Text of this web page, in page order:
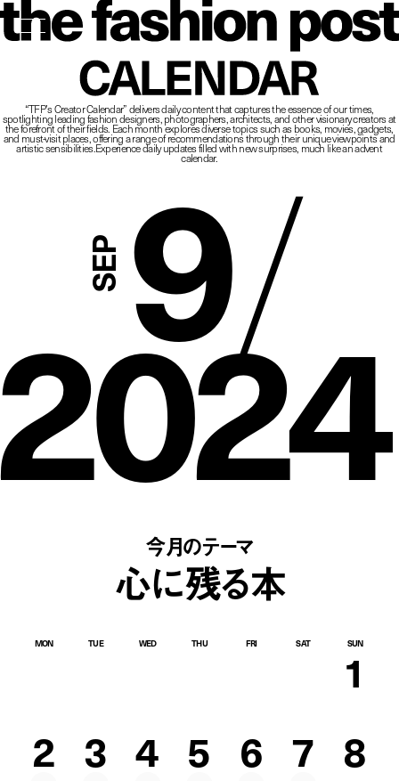
CALENDAR
“TFP’s Creator Calendar” delivers daily content that captures the essence of our times,
spotlighting leading fashion designers, photographers, architects, and other visionary creators at
the forefront of their fields.Each month explores diverse topics such as books, movies, gadgets,
and must-visit places,offering a range of recommendations through their unique viewpoints and
artistic sensibilities.Experience daily updates filled with new surprises, much like an advent
calendar.
9/
今月のテーマ
心に残る本
MON TUE WED THU FRI SAT SUN
1
2 3 4 5 6 7 8